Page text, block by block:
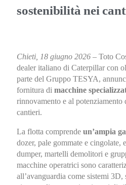
sostenibilità nei
Chieti, 18 giugno 2026 – Toto
dealer italiano di Caterpillar con
parte del Gruppo TESYA,
fornitura di macchine
rinnovamento e al potenziamento
cantieri.
La flotta comprende un’ampia
dozer, pale gommate e cingolate,
dumper, martelli demolitori e
macchine operatrici sono
all’avanguardia come sistemi 3D,